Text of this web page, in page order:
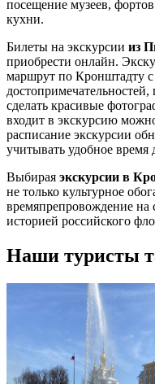
посещение музеев,
кухни.
Билеты на экскурсии из
приобрести онлайн.
маршрут по Кронштадту
сделать красивые
входит в экскурсию
расписание экскурсии
учитывать удобное время
Выбирая экскурсии в
не только культурное
времяпрепровождение на
историей российского
Наши туристы